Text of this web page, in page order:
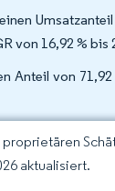
von 16,92 % bis
Anteil von
aktualisiert.